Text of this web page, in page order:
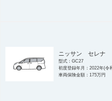
ニッサン セレナ
型式：GC27
初度登録年月：2022年(令
車両保険金額：175万円